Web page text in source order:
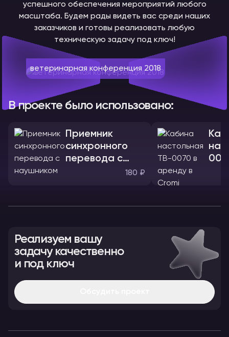
успешного обеспечения мероприятий любого
масштаба. Будем рады видеть вас среди наших
заказчиков и готовы реализовать любую
техническую задачу под ключ!
ветеринарная конференция 2018
В проекте было использовано:
Приемник
синхронного
перевода с
180 ₽
Реализуем вашу
задачу качественно
и под ключ